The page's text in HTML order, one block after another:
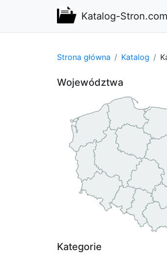
Katalog-
Strona główna Katalog
Województwa
Kategorie